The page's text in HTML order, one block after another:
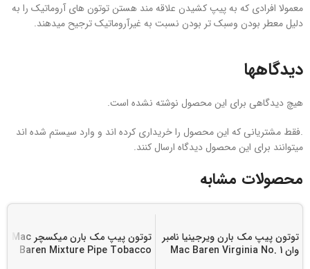
معمولا افرادی که به پیپ کشیدن علاقه مند هستن توتون های آروماتیک را به
دلیل معطر بودن وسبک تر بودن نسبت به غیرآروماتیک ترجیح میدهند.
دیدگاهها
هیچ دیدگاهی برای این محصول نوشته نشده است.
.فقط مشتریانی که این محصول را خریداری کرده اند و وارد سیستم شده اند
میتوانند برای این محصول دیدگاه ارسال کنند.
محصولات مشابه
توتون پیپ مک بارن ویرجینیا نامبر
وان Mac Baren Virginia No. 1
توتون پیپ مک بارن میکسچر Mac
Baren Mixture Pipe Tobacco